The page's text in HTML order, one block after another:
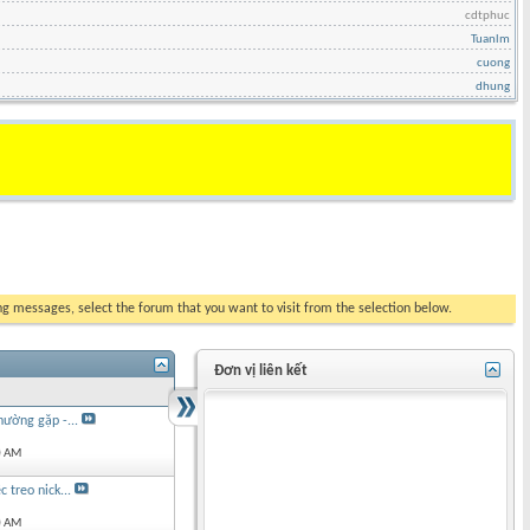
cdtphuc
Tuanlm
cuong
dhung
messages, select the forum that you want to visit from the selection below.
gặp -...
AM
treo nick...
AM
Đơn vị liên kết